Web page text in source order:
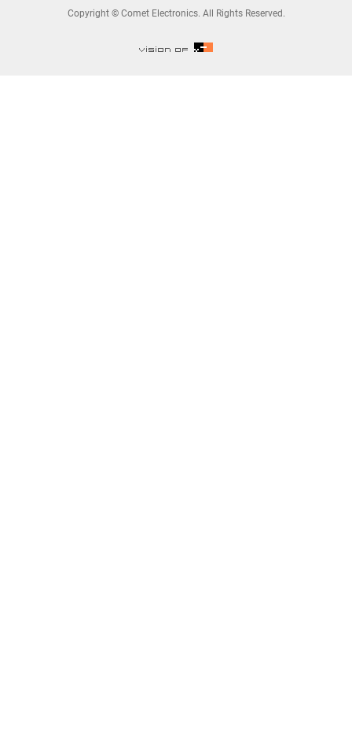
Copyright © Comet Electronics. All Rights Reserved.